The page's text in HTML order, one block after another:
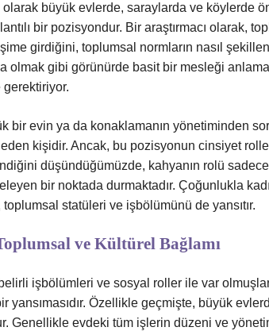
olarak büyük evlerde, saraylarda ve köylerde
bir pozisyondur. Bir araştırmacı olarak,
girdiğini, toplumsal normların nasıl
olmak gibi görünürde basit bir mesleği
bir evin ya da konaklamanın yönetiminden
kişidir. Ancak, bu pozisyonun cinsiyet
düşündüğümüzde, kahyanın rolü
bir noktada durmaktadır. Çoğunlukla
statüleri ve işbölümünü de yansıtır.
ve Kültürel Bağlamı
işbölümleri ve sosyal roller ile var
yansımasıdır. Özellikle geçmişte, büyük
Genellikle evdeki tüm işlerin düzeni ve